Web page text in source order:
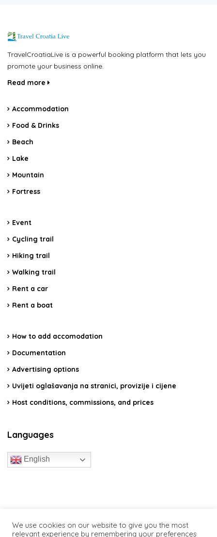
TravelCroatiaLive is a powerful booking platform that lets you
promote your business online.
Read more
Accommodation
Food & Drinks
Beach
Lake
Mountain
Fortress
Event
Cycling trail
Hiking trail
Walking trail
Rent a car
Rent a boat
How to add accomodation
Documentation
Advertising options
Uvijeti oglašavanja na stranici, provizije i cijene
Host conditions, commissions, and prices
Languages
English
We use cookies on our website to give you the most
relevant experience by remembering your preferences